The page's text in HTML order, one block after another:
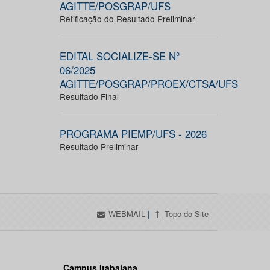
AGITTE/POSGRAP/UFS
Retificação do Resultado Preliminar
EDITAL SOCIALIZE-SE Nº
06/2025
AGITTE/POSGRAP/PROEX/CTSA/UFS
Resultado Final
PROGRAMA PIEMP/UFS - 2026
Resultado Preliminar
WEBMAIL | Topo do Site
Campus Itabaiana